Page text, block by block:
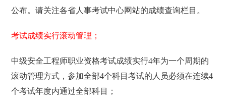
公布。请关注各省人事考试中心网站的成绩查询栏目。
考试成绩实行滚动管理；
中级安全工程师职业资格考试成绩实行4年为一个周期的
滚动管理方式，参加全部4个科目考试的人员必须在连续4
个考试年度内通过全部科目；